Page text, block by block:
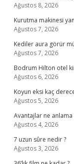
Ağustos 8, 2026
Kurutma makinesi
Ağustos 7, 2026
Kediler aura görür
Ağustos 7, 2026
Bodrum Hilton otel
Ağustos 6, 2026
Koyun eksi kaç
Ağustos 5, 2026
Avantajlar ne anlama
Ağustos 4, 2026
7 uzun sûre nedir ?
Ağustos 3, 2026